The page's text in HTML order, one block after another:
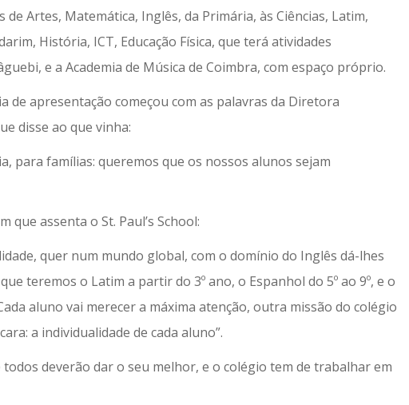
de Artes, Matemática, Inglês, da Primária, às Ciências, Latim,
História, ICT, Educação Física, que terá atividades
e a Academia de Música de Coimbra, com espaço próprio.
de apresentação começou com as palavras da Diretora
disse ao que vinha:
para famílias: queremos que os nossos alunos sejam
que assenta o St. Paul’s School:
quer num mundo global, com o domínio do Inglês dá-lhes
teremos o Latim a partir do 3º ano, o Espanhol do 5º ao 9º, e o
aluno vai merecer a máxima atenção, outra missão do colégio
a individualidade de cada aluno”.
todos deverão dar o seu melhor, e o colégio tem de trabalhar em